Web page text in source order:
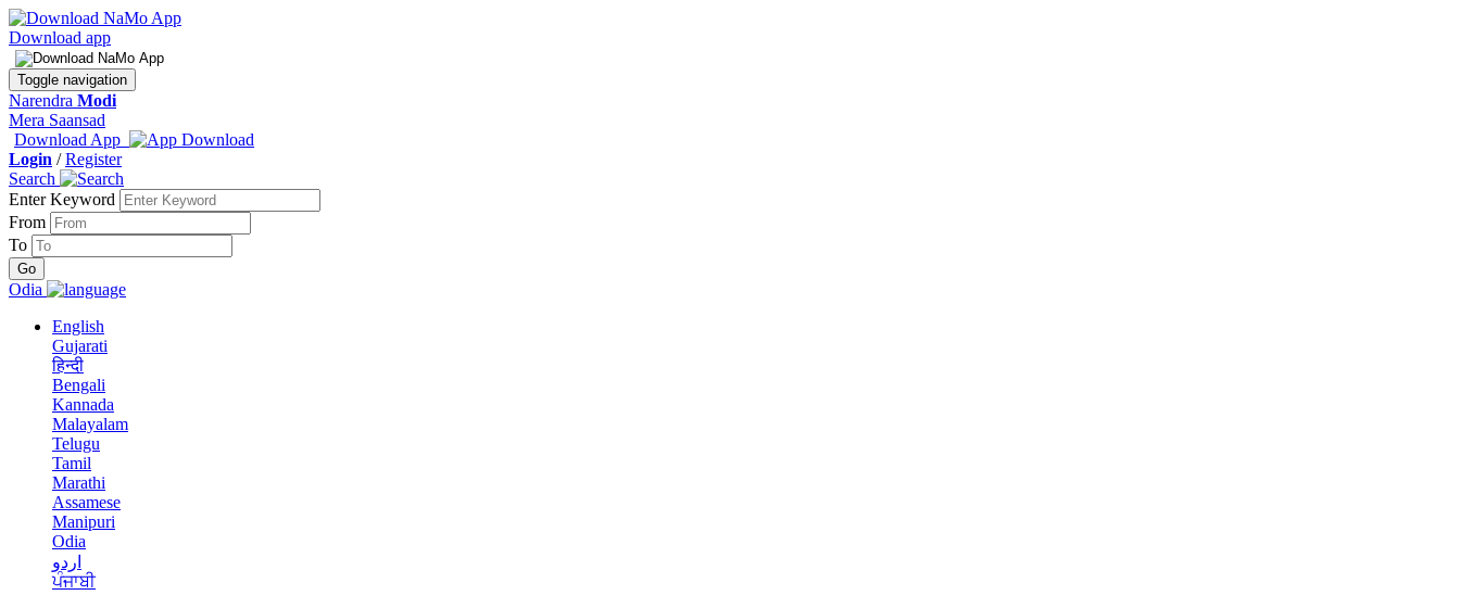
Download app
Toggle navigation
Narendra Modi
Mera Saansad
Download App
Login /Register
Search
Enter Keyword
From
To
Odia
English
Gujarati
हिन्दी
Bengali
Kannada
Malayalam
Telugu
Tamil
Marathi
Assamese
Manipuri
Odia
اردو
ਪੰਜਾਬੀ